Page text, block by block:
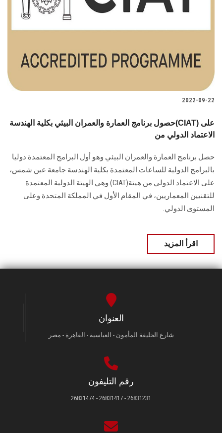
2022-09-22
حصول برنامج العمارة والعمران البيئي بكلية الهندسة(CIAT) على
الاعتماد الدولي من
حصل برنامج العمارة والعمران البيئي وهو أول البرامج المعتمدة دوليا
بالبرامج الدولية للساعات المعتمدة بكلية الهندسة جامعة عين شمس،
على الاعتماد الدولي من هيئة(CIAT) وهي الهيئة الدولية المعتمدة
للتقنيين المعماريين، في المقام الأول في المملكة المتحدة وعلى
المستوى الدولي.
اقرأ المزيد
العنوان
شارع الخليفة المأمون - العباسية - القاهرة - مصر
رقم التليفون
26831231 - 26831417 - 26831474